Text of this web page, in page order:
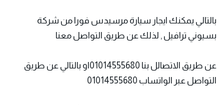
بالتالي يمكنك ايجار سيارة مرسيدس فورا من شركة
بسيوني ترافيل , لذلك عن طريق التواصل معنا
عن طريق الاتصالل بنا 01014555680او بالتالي عن طريق
التواصل عبر الواتساب 01014555680